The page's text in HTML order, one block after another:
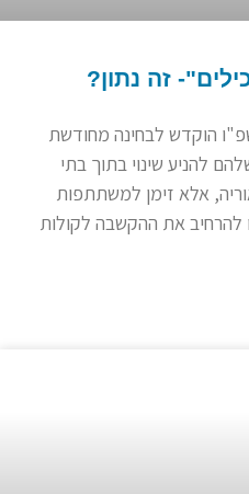
זה נתון?
הוקדש לבחינה מחודשת
שינוי בתוך בתי
אלא זימן למשתתפות
את ההקשבה לקולות